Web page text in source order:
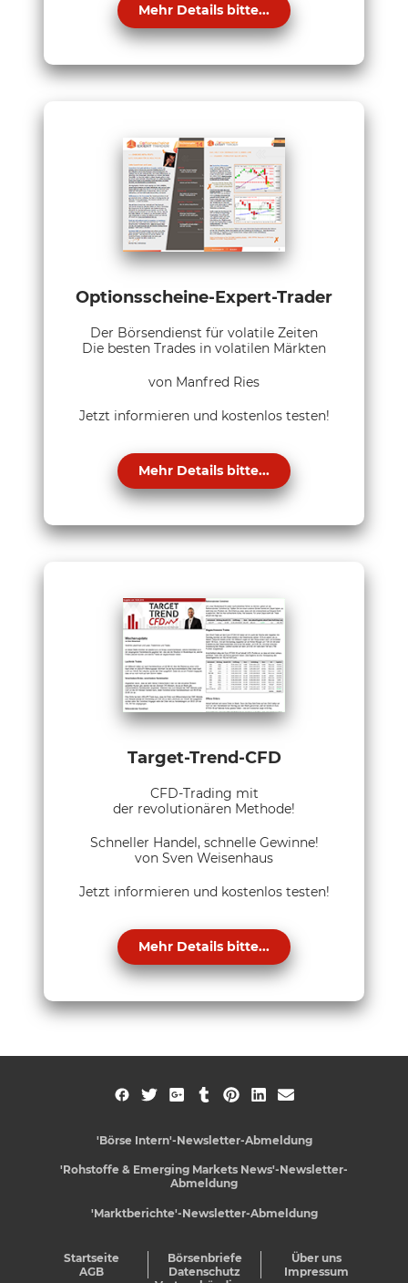
Mehr Details bitte...
Optionsscheine-Expert-Trader
Der Börsendienst für volatile Zeiten
Die besten Trades in volatilen Märkten
von Manfred Ries
Jetzt informieren und kostenlos testen!
Mehr Details bitte...
Target-Trend-CFD
CFD-Trading mit
der revolutionären Methode!
Schneller Handel, schnelle Gewinne!
von Sven Weisenhaus
Jetzt informieren und kostenlos testen!
Mehr Details bitte...
'Börse Intern'-Newsletter-Abmeldung
'Rohstoffe & Emerging Markets News'-Newsletter-
Abmeldung
'Marktberichte'-Newsletter-Abmeldung
Startseite Börsenbriefe
Über uns
AGB
Datenschutz
Impressum